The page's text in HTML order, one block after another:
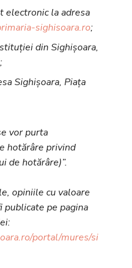
electronic la adresa
sighisoara.ro;
din Sighișoara,
Sighișoara, Piața
vor purta
hotărâre privind
de hotărâre)”.
opiniile cu valoare
publicate pe pagina
portal/mures/